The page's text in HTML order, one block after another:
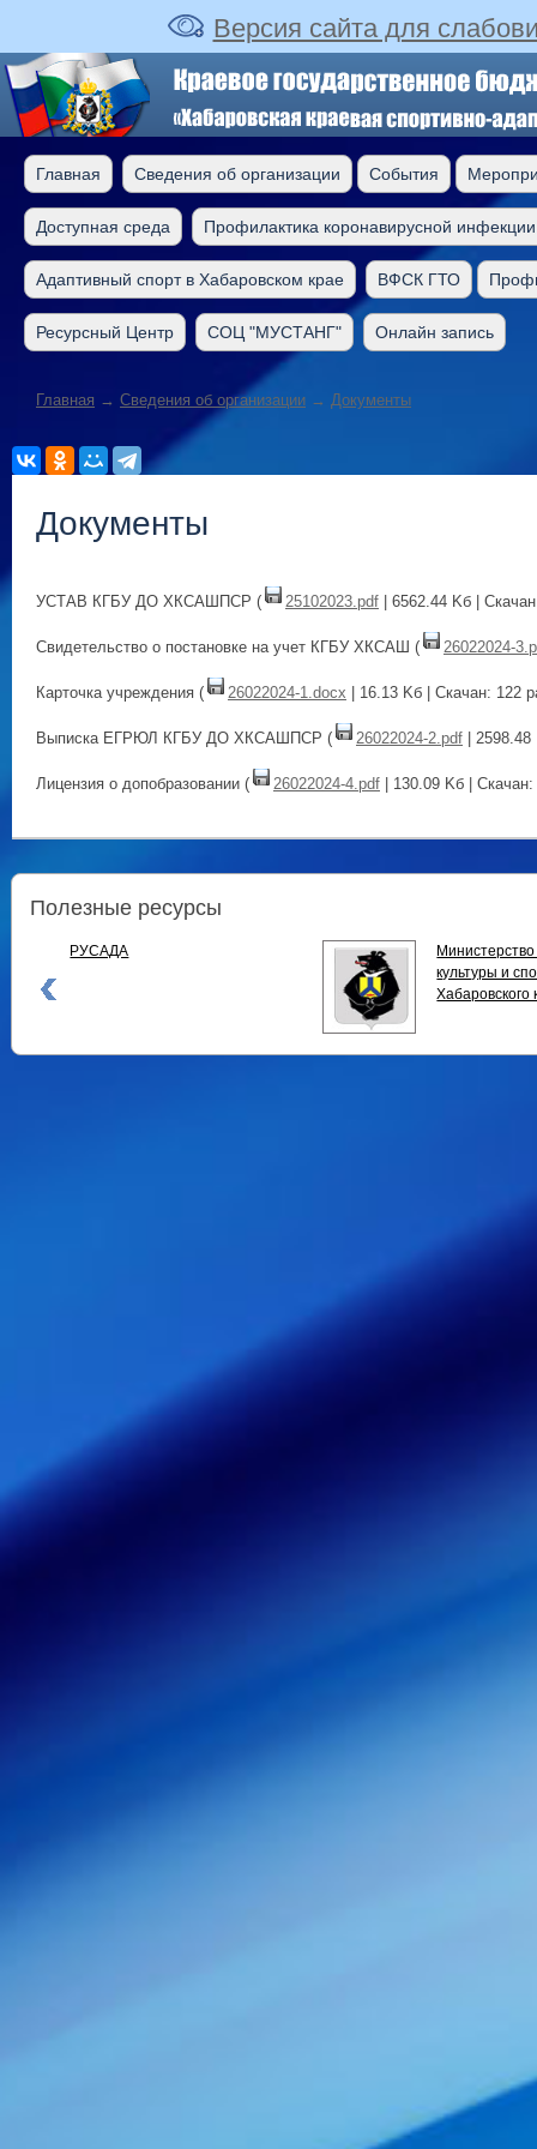
Версия сайта для
Главная Сведения об организации События
Доступная среда Профилактика коронавирусной инфекции
Адаптивный спорт в Хабаровском крае ВФСК ГТО
Ресурсный Центр СОЦ "МУСТАНГ" Онлайн запись
Главная → Сведения об организации → Документы
Документы
УСТАВ КГБУ ДО ХКСАШПСР ( 25102023.pdf | 6562.44 Kб |
Свидетельство о постановке на учет КГБУ ХКСАШ ( 26022024-
Карточка учреждения ( 26022024-1.docx | 16.13 Kб | Скачан: 122
Выписка ЕГРЮЛ КГБУ ДО ХКСАШПСР ( 26022024-2.pdf |
Лицензия о допобразовании ( 26022024-4.pdf | 130.09 Kб |
Полезные ресурсы
Министерство физической